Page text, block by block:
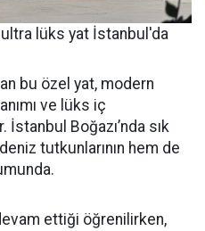
lüks yat İstanbul'da
bu özel yat, modern
ve lüks iç
Boğazı’nda sık
tutkunlarının hem de
ettiği öğrenilirken,